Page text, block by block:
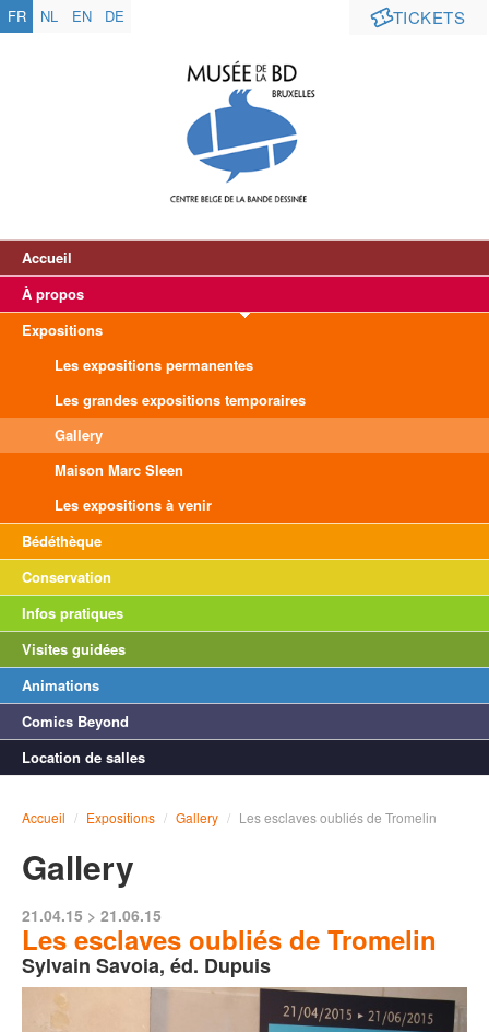
TICKETS
FR NL EN DE
Accueil
À propos
Expositions
Les expositions permanentes
Les grandes expositions temporaires
Gallery
Maison Marc Sleen
Les expositions à venir
Bédéthèque
Conservation
Infos pratiques
Visites guidées
Animations
Comics Beyond
Location de salles
Accueil / Expositions / Gallery / Les esclaves oubliés de Tromelin
Gallery
21.04.15 > 21.06.15
Les esclaves oubliés de Tromelin
Sylvain Savoia, éd. Dupuis